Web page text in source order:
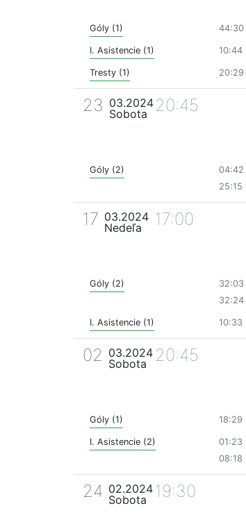
Góly (1) 44:30
I. Asistencie (1) 10:44
Tresty (1) 20:29
23 03.2024
Sobota
20:45
Góly (2) 04:42
25:15
17 03.2024
Nedeľa
17:00
Góly (2) 32:03
32:24
I. Asistencie (1) 10:33
02 03.2024
Sobota
20:45
Góly (1) 18:29
I. Asistencie (2) 01:23
08:18
24 02.2024
Sobota
19:30